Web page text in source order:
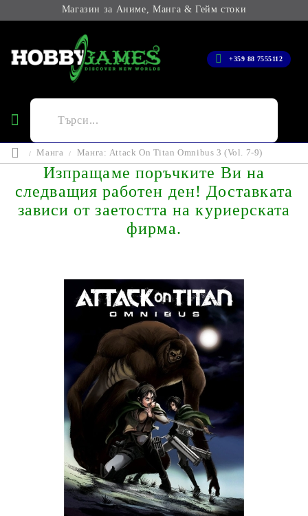
Магазин за Аниме, Манга & Гейм стоки
+359 88 7555112
Манга Манга: Attack On Titan Omnibus 3 (Vol. 7-9)
Изпращаме поръчките Ви на
следващия работен ден! Доставката
зависи от заетостта на куриерската
фирма.